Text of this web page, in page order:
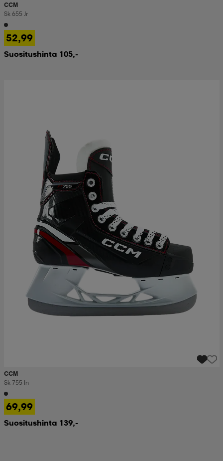
CCM
Sk 655 Jr
52,99
Suositushinta 105,-
CCM
Sk 755 In
69,99
Suositushinta 139,-